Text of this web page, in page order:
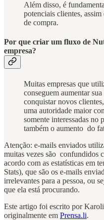
Além disso, é
potenciais clientes,
de compra.
Por que criar um fluxo de
empresa?
Muitas empresas que
conseguem aumentar
conquistar novos
uma autoridade maior
somente interessadas no
também o aumento do
Atenção: e-mails enviados
muitas vezes são confundidos
acordo com as estatísticas em
Stats), que são os e-mails
irrelevantes para a pessoa, ou
que ela está procurando.
Este artigo foi escrito por
originalmente em Prensa.li.